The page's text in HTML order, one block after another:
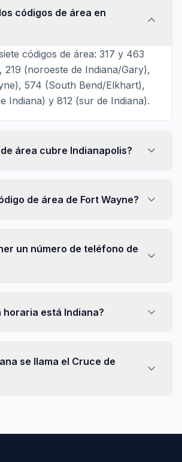
códigos de área en
códigos de área: 317 y 463
219 (noroeste de Indiana/Gary),
574 (South Bend/Elkhart),
Indiana) y 812 (sur de Indiana).
área cubre Indianapolis?
de área de Fort Wayne?
un número de teléfono de
horaria está Indiana?
se llama el Cruce de